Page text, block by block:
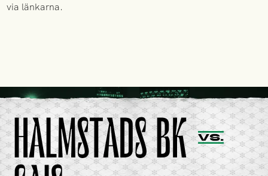
via länkarna.